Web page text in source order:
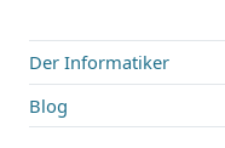
Der Informatiker
Blog